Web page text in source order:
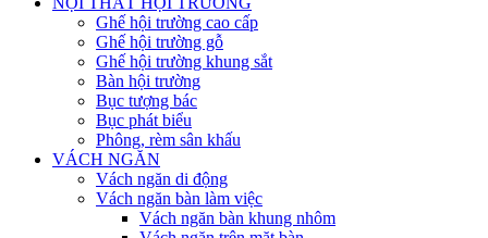
Ghế hội trường cao cấp
Ghế hội trường gỗ
Ghế hội trường khung sắt
Bàn hội trường
Bục tượng bác
Bục phát biểu
Phông, rèm sân khấu
VÁCH NGĂN
Vách ngăn di động
Vách ngăn bàn làm việc
Vách ngăn bàn khung nhôm